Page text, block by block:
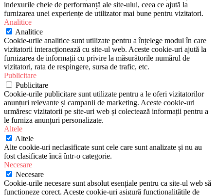
indexurile cheie de performanță ale site-ului, ceea ce ajută la
furnizarea unei experiențe de utilizator mai bune pentru vizitatori.
Analitice
Analitice
Cookie-urile analitice sunt utilizate pentru a înțelege modul în care
vizitatorii interacționează cu site-ul web. Aceste cookie-uri ajută la
furnizarea de informații cu privire la măsurătorile numărul de
vizitatori, rata de respingere, sursa de trafic, etc.
Publicitare
Publicitare
Cookie-urile publicitare sunt utilizate pentru a le oferi vizitatorilor
anunțuri relevante și campanii de marketing. Aceste cookie-uri
urmăresc vizitatorii pe site-uri web și colectează informații pentru a
le furniza anunțuri personalizate.
Altele
Altele
Alte cookie-uri neclasificate sunt cele care sunt analizate și nu au
fost clasificate încă într-o categorie.
Necesare
Necesare
Cookie-urile necesare sunt absolut esențiale pentru ca site-ul web să
funcționeze corect. Aceste cookie-uri asigură funcționalitățile de